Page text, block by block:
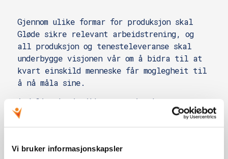
Vi bruker informasjonskapsler
Gjennom ulike formar for produksjon skal
Gløde sikre relevant arbeidstrening, og
all produksjon og tenesteleveranse skal
underbygge visjonen vår om å bidra til at
kvart einskild menneske får moglegheit til
å nå måla sine.
Avdeling Logistikk og service har
arbeidsoppgåver knytt til
logistikkoppgåver, transport,